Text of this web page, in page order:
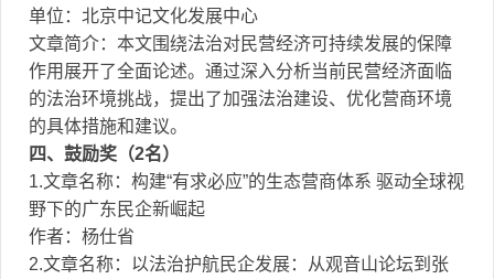
单位：北京中记文化发展中心
文章简介：本文围绕法治对民营经济可持续发展的保障
作用展开了全面论述。通过深入分析当前民营经济面临
的法治环境挑战，提出了加强法治建设、优化营商环境
的具体措施和建议。
四、鼓励奖（2名）
1.文章名称：构建“有求必应”的生态营商体系 驱动全球视
野下的广东民企新崛起
作者：杨仕省
2.文章名称：以法治护航民企发展：从观音山论坛到张